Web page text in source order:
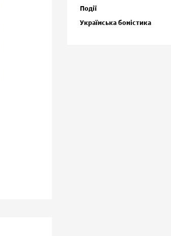
Події
Українська боністика